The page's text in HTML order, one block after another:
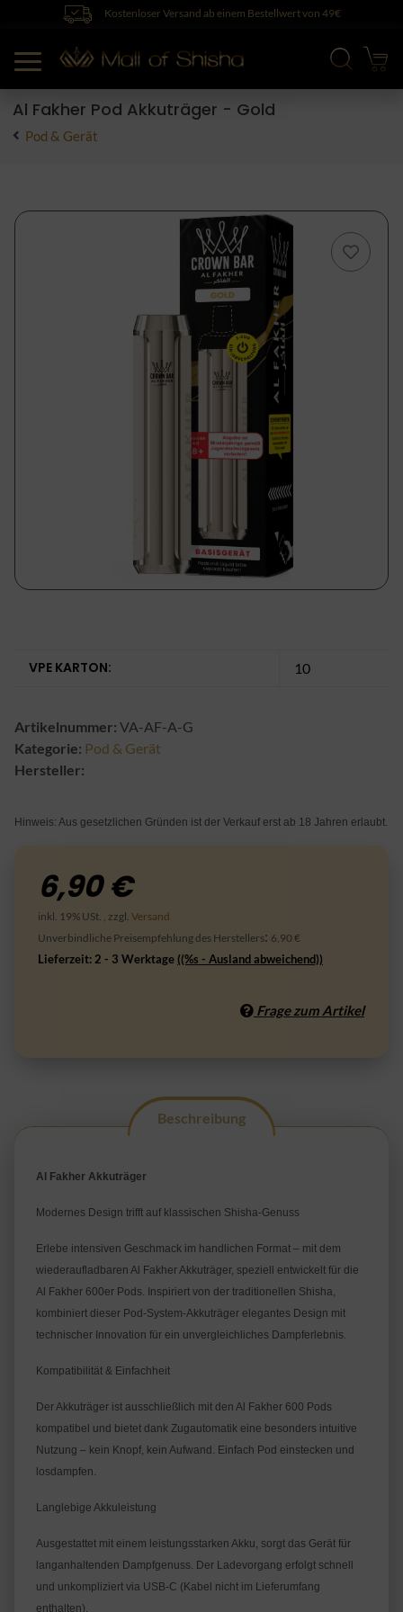
Kostenloser Versand ab einem Bestellwert von 49€
Al Fakher Pod Akkuträger - Gold
Pod & Gerät
VPE KARTON: 10
Artikelnummer: VA-AF-A-G
Kategorie: Pod & Gerät
Hersteller:
Hinweis: Aus gesetzlichen Gründen ist der Verkauf erst ab 18 Jahren erlaubt.
6,90 €
inkl. 19% USt. , zzgl. Versand
Unverbindliche Preisempfehlung des Herstellers: 6,90 €
Lieferzeit: 2 - 3 Werktage ((%s - Ausland abweichend))
Frage zum Artikel
Beschreibung
Al Fakher Akkuträger
Modernes Design trifft auf klassischen Shisha-Genuss
Erlebe intensiven Geschmack im handlichen Format – mit dem
wiederaufladbaren Al Fakher Akkuträger, speziell entwickelt für die
Al Fakher 600er Pods. Inspiriert von der traditionellen Shisha,
kombiniert dieser Pod-System-Akkuträger elegantes Design mit
technischer Innovation für ein unvergleichliches Dampferlebnis.
Kompatibilität & Einfachheit
Der Akkuträger ist ausschließlich mit den Al Fakher 600 Pods
kompatibel und bietet dank Zugautomatik eine besonders intuitive
Nutzung – kein Knopf, kein Aufwand. Einfach Pod einstecken und
losdampfen.
Langlebige Akkuleistung
Ausgestattet mit einem leistungsstarken Akku, sorgt das Gerät für
langanhaltenden Dampfgenuss. Der Ladevorgang erfolgt schnell
und unkompliziert via USB-C (Kabel nicht im Lieferumfang
enthalten).